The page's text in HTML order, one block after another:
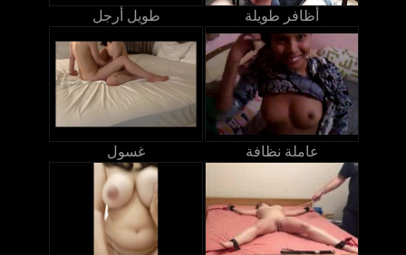
طويل أرجل أظافر طويلة
غسول عاملة نظافة